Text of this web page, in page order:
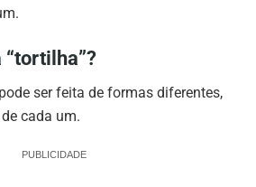
“tortilha”?
ser feita de formas diferentes,
cada um.
PUBLICIDADE